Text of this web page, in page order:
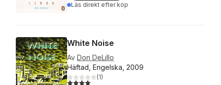
Läs direkt efter köp
White Noise
Av Don DeLillo
Häftad, Engelska, 2009
4,0utav 5 stjärnor. Totalt antal röster:
(1)